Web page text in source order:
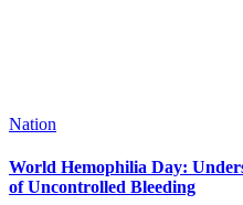
Nation
World Hemophilia Day:
of Uncontrolled Bleeding